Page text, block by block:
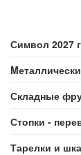
Символ 2027
Складные
Стопки -
Тарелки и